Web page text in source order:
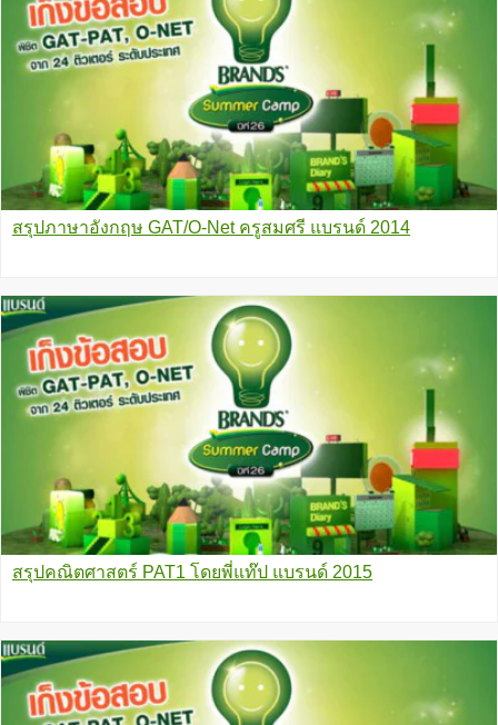
สรุปภาษาอังกฤษ GAT/O-Net ครูสมศรี แบรนด์ 2014
สรุปคณิตศาสตร์ PAT1 โดยพี่แท๊ป แบรนด์ 2015